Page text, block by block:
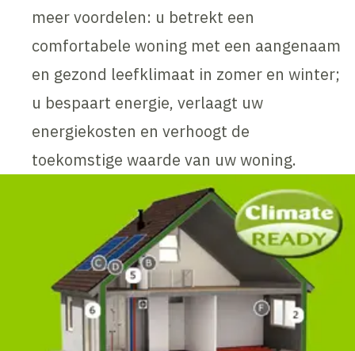
meer voordelen: u betrekt een
comfortabele woning met een aangenaam
en gezond leefklimaat in zomer en winter;
u bespaart energie, verlaagt uw
energiekosten en verhoogt de
toekomstige waarde van uw woning.